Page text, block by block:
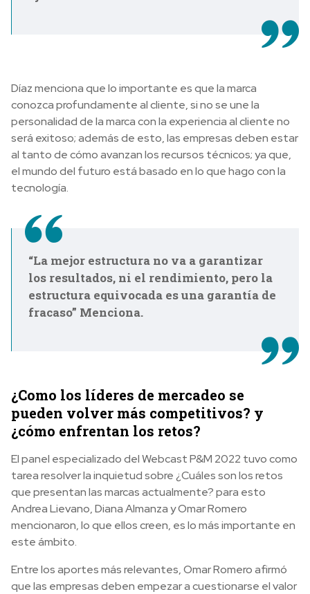
Díaz menciona que lo importante es que la marca
conozca profundamente al cliente, si no se une la
personalidad de la marca con la experiencia al cliente no
será exitoso; además de esto, las empresas deben estar
al tanto de cómo avanzan los recursos técnicos; ya que,
el mundo del futuro está basado en lo que hago con la
tecnología.
“La mejor estructura no va a garantizar
los resultados, ni el rendimiento, pero la
estructura equivocada es una garantía de
fracaso” Menciona.
¿Como los líderes de mercadeo se
pueden volver más competitivos? y
¿cómo enfrentan los retos?
El panel especializado del Webcast P&M 2022 tuvo como
tarea resolver la inquietud sobre ¿Cuáles son los retos
que presentan las marcas actualmente? para esto
Andrea Lievano, Diana Almanza y Omar Romero
mencionaron, lo que ellos creen, es lo más importante en
este ámbito.
Entre los aportes más relevantes, Omar Romero afirmó
que las empresas deben empezar a cuestionarse el valor